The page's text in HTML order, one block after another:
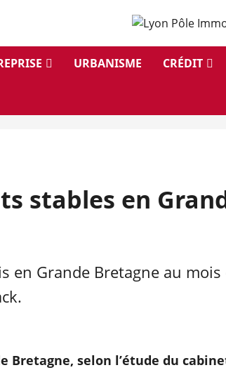
URBANISME CRÉDIT
stables en
en Grande Bretagne au mois
Bretagne, selon l’étude du